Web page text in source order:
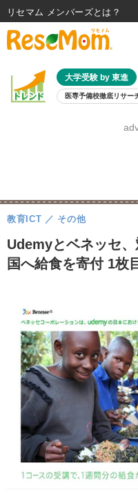
大学受験 by 東進
医専予備校徹底リサー
8月開催
Udemyとベネッセ
国へ給食を寄付 1枚
教育ICT その他
リセマム メンバーズ